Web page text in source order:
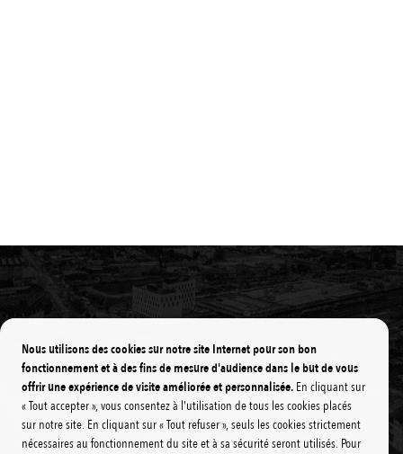
Nous utilisons des cookies sur notre site Internet pour son bon
fonctionnement et à des fins de mesure d'audience dans le but de vous
offrir une expérience de visite améliorée et personnalisée. En cliquant sur
« Tout accepter », vous consentez à l'utilisation de tous les cookies placés
sur notre site. En cliquant sur « Tout refuser », seuls les cookies strictement
nécessaires au fonctionnement du site et à sa sécurité seront utilisés. Pour